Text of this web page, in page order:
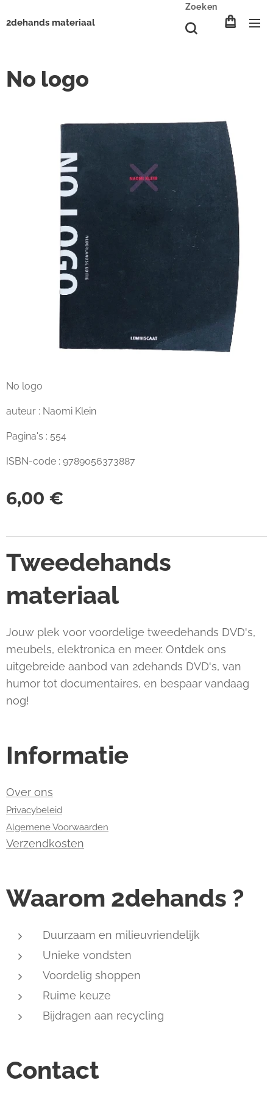
2dehands materiaal
Zoeken
No logo
No logo
auteur : Naomi Klein
Pagina's : 554
ISBN-code : 9789056373887
6,00 €
Tweedehands
materiaal
Jouw plek voor voordelige tweedehands DVD's,
meubels, elektronica en meer. Ontdek ons
uitgebreide aanbod van 2dehands DVD's, van
humor tot documentaires, en bespaar vandaag
nog!
Informatie
Over ons
Privacybeleid
Algemene Voorwaarden
Verzendkosten
Waarom 2dehands ?
Duurzaam en milieuvriendelijk
Unieke vondsten
Voordelig shoppen
Ruime keuze
Bijdragen aan recycling
Contact